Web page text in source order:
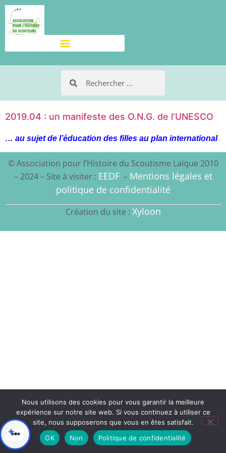
2019.04 : un manifeste des O.N.G. de l’UNESCO
… au sujet de l’éducation des filles au plan international
© Association pour l’Histoire du Scoutisme Laïque 2010
– 2024 – Site à visiter : EEDF– Mentions légales et
politique de confidentialité
Création du site : Xyloon
Nous utilisons des cookies pour vous garantir la meilleure
expérience sur notre site web. Si vous continuez à utiliser ce
site, nous supposerons que vous en êtes satisfait.
OK
Non Politique de confidentialité